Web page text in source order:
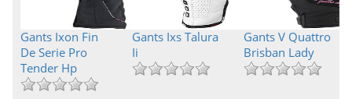
Gants Ixon Fin
De Serie Pro
Tender Hp
Gants Ixs Talura
Ii
Gants V Quattro
Brisban Lady